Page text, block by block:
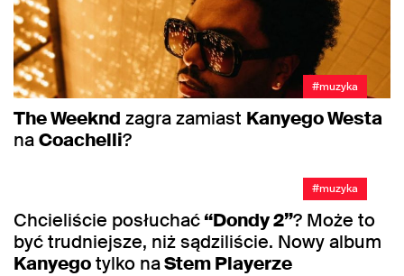
#muzyka
The Weeknd zagra zamiast Kanyego Westa
naCoachelli?
#muzyka
Chcieliście posłuchać“Dondy 2”? Może to
być trudniejsze, niż sądziliście. Nowy album
Kanyegotylko naStem Playerze